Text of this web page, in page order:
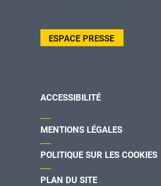
ESPACE PRESSE
ACCESSIBILITÉ
MENTIONS LÉGALES
POLITIQUE SUR LES COOKIES
PLAN DU SITE